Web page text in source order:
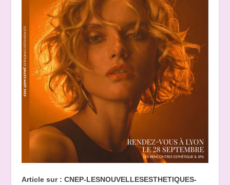
Article sur : CNEP-LESNOUVELLESESTHETIQUES-